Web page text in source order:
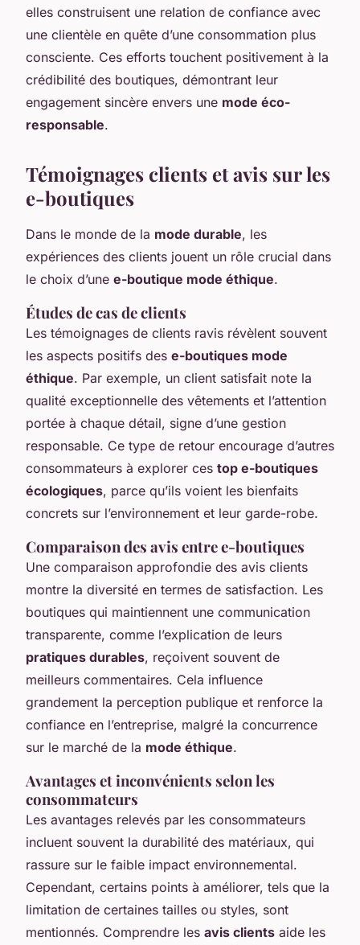
elles construisent une relation de confiance avec
une clientèle en quête d’une consommation plus
consciente. Ces efforts touchent positivement à la
crédibilité des boutiques, démontrant leur
engagement sincère envers une mode éco-
responsable.
Témoignages clients et avis sur les
e-boutiques
Dans le monde de la mode durable, les
expériences des clients jouent un rôle crucial dans
le choix d’une e-boutique mode éthique.
Études de cas de clients
Les témoignages de clients ravis révèlent souvent
les aspects positifs des e-boutiques mode
éthique. Par exemple, un client satisfait note la
qualité exceptionnelle des vêtements et l’attention
portée à chaque détail, signe d’une gestion
responsable. Ce type de retour encourage d’autres
consommateurs à explorer ces top e-boutiques
écologiques, parce qu’ils voient les bienfaits
concrets sur l’environnement et leur garde-robe.
Comparaison des avis entre e-boutiques
Une comparaison approfondie des avis clients
montre la diversité en termes de satisfaction. Les
boutiques qui maintiennent une communication
transparente, comme l’explication de leurs
pratiques durables, reçoivent souvent de
meilleurs commentaires. Cela influence
grandement la perception publique et renforce la
confiance en l’entreprise, malgré la concurrence
sur le marché de la mode éthique.
Avantages et inconvénients selon les
consommateurs
Les avantages relevés par les consommateurs
incluent souvent la durabilité des matériaux, qui
rassure sur le faible impact environnemental.
Cependant, certains points à améliorer, tels que la
limitation de certaines tailles ou styles, sont
mentionnés. Comprendre les avis clients aide les